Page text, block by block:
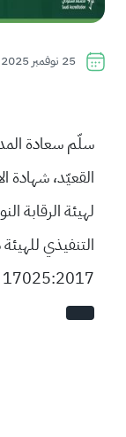
25 نوفمبر 2025 م
سلّم سعادة
القعيّد، شهادة
لهيئة الرقابة
التنفيذي